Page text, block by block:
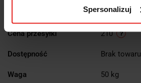
Spersonalizuj
48 godzin
Cena przesyłki 210
Dostępność Brak towaru
Waga 50 kg